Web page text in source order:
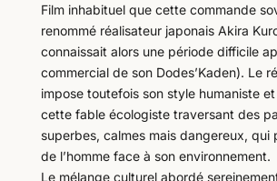
Film inhabituel que cette commande
renommé réalisateur japonais Akira
connaissait alors une période difficile
commercial de son Dodes’Kaden). Le
impose toutefois son style humaniste
cette fable écologiste traversant des
superbes, calmes mais dangereux, qui
de l’homme face à son environnement.
Le mélange culturel abordé